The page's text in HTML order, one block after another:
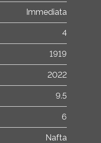
Immediata
4
1919
2022
9.5
6
Nafta